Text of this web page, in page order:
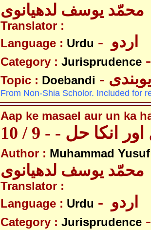
محمّد یوسف لدھیانوی
Translator :
Language : Urdu
Category : Jurisprudence
Topic : Doebandi
From Non-Shia Scholor. Included for
Aap ke masael aur un ka
انکا حل - - 9 / 10
Author : Muhammad
محمّد یوسف لدھیانوی
Translator :
Language : Urdu
Category : Jurisprudence